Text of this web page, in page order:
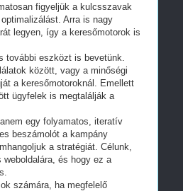
figyeljük a kulcsszavak
Arra is nagy
legyen, így a keresőmotorok is
további eszközt is bevetünk.
között, vagy a minőségi
a keresőmotoroknál. Emellett
ügyfelek is megtalálják a
egy folyamatos, iteratív
beszámolót a kampány
a stratégiát. Célunk,
és hogy ez a
számára, ha megfelelő